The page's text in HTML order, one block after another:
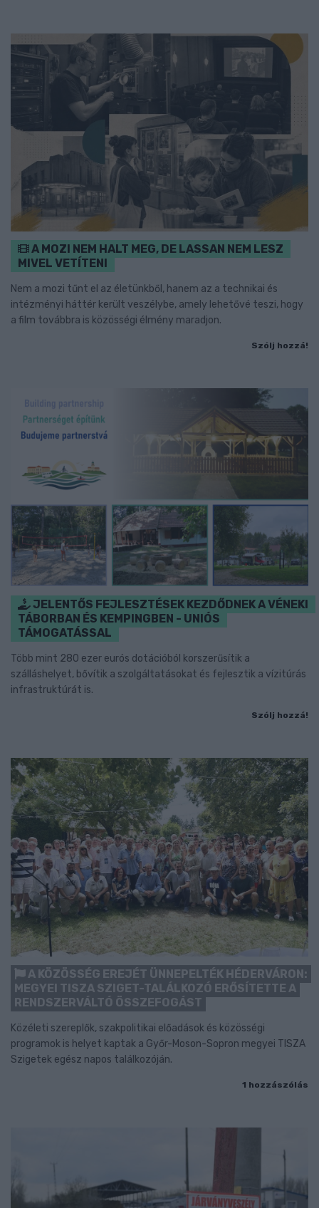
A MOZI NEM HALT MEG, DE LASSAN NEM LESZ
MIVEL VETÍTENI
Nem a mozi tűnt el az életünkből, hanem az a technikai és
intézményi háttér került veszélybe, amely lehetővé teszi, hogy
a film továbbra is közösségi élmény maradjon.
Szólj hozzá!
JELENTŐS FEJLESZTÉSEK KEZDŐDNEK A VÉNEKI
TÁBORBAN ÉS KEMPINGBEN - UNIÓS
TÁMOGATÁSSAL
Több mint 280 ezer eurós dotációból korszerűsítik a
szálláshelyet, bővítik a szolgáltatásokat és fejlesztik a vízitúrás
infrastruktúrát is.
Szólj hozzá!
A KÖZÖSSÉG EREJÉT ÜNNEPELTÉK HÉDERVÁRON:
MEGYEI TISZA SZIGET-TALÁLKOZÓ ERŐSÍTETTE A
RENDSZERVÁLTÓ ÖSSZEFOGÁST
Közéleti szereplők, szakpolitikai előadások és közösségi
programok is helyet kaptak a Győr-Moson-Sopron megyei TISZA
Szigetek egész napos találkozóján.
1 hozzászólás